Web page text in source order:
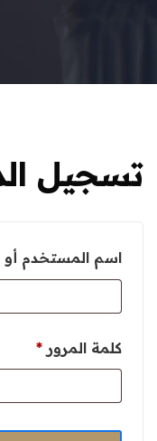
تسجيل
اسم المستخدم أو
كلمة المرور *